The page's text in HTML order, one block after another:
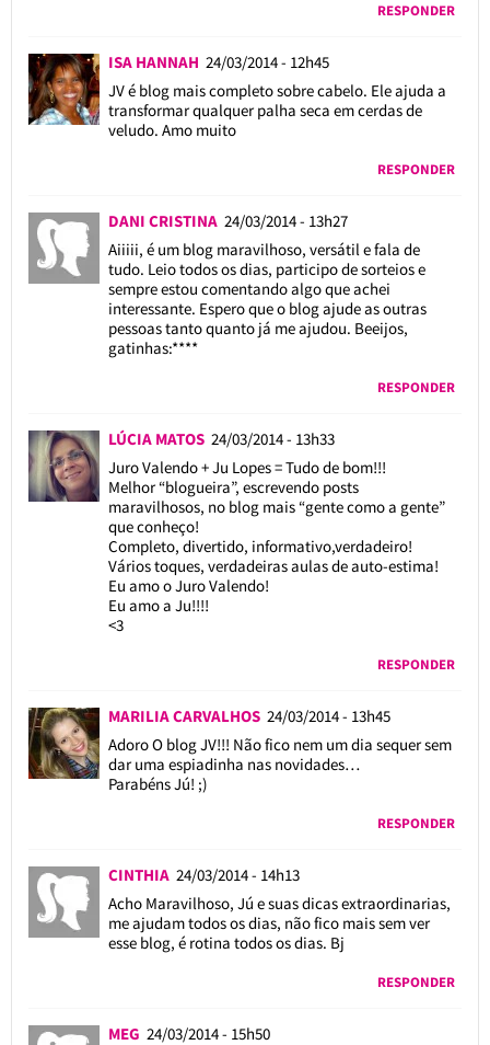
RESPONDER
ISA HANNAH 24/03/2014 - 12h45
JV é blog mais completo sobre cabelo. Ele ajuda a
transformar qualquer palha seca em cerdas de
veludo. Amo muito
RESPONDER
DANI CRISTINA 24/03/2014 - 13h27
Aiiiii, é um blog maravilhoso, versátil e fala de
tudo. Leio todos os dias, participo de sorteios e
sempre estou comentando algo que achei
interessante. Espero que o blog ajude as outras
pessoas tanto quanto já me ajudou. Beeijos,
gatinhas:****
RESPONDER
LÚCIA MATOS 24/03/2014 - 13h33
Juro Valendo + Ju Lopes = Tudo de bom!!!
Melhor “blogueira”, escrevendo posts
maravilhosos, no blog mais “gente como a gente”
que conheço!
Completo, divertido, informativo,verdadeiro!
Vários toques, verdadeiras aulas de auto-estima!
Eu amo o Juro Valendo!
Eu amo a Ju!!!!
<3
RESPONDER
MARILIA CARVALHOS 24/03/2014 - 13h45
Adoro O blog JV!!! Não fico nem um dia sequer sem
dar uma espiadinha nas novidades…
Parabéns Jú! ;)
RESPONDER
CINTHIA 24/03/2014 - 14h13
Acho Maravilhoso, Jú e suas dicas extraordinarias,
me ajudam todos os dias, não fico mais sem ver
esse blog, é rotina todos os dias. Bj
RESPONDER
MEG 24/03/2014 - 15h50